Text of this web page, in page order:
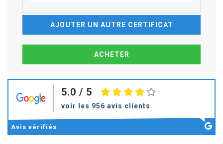
AJOUTER UN AUTRE CERTIFICAT
5.0 / 5
voir les 956 avis clients
Avis vérifiés